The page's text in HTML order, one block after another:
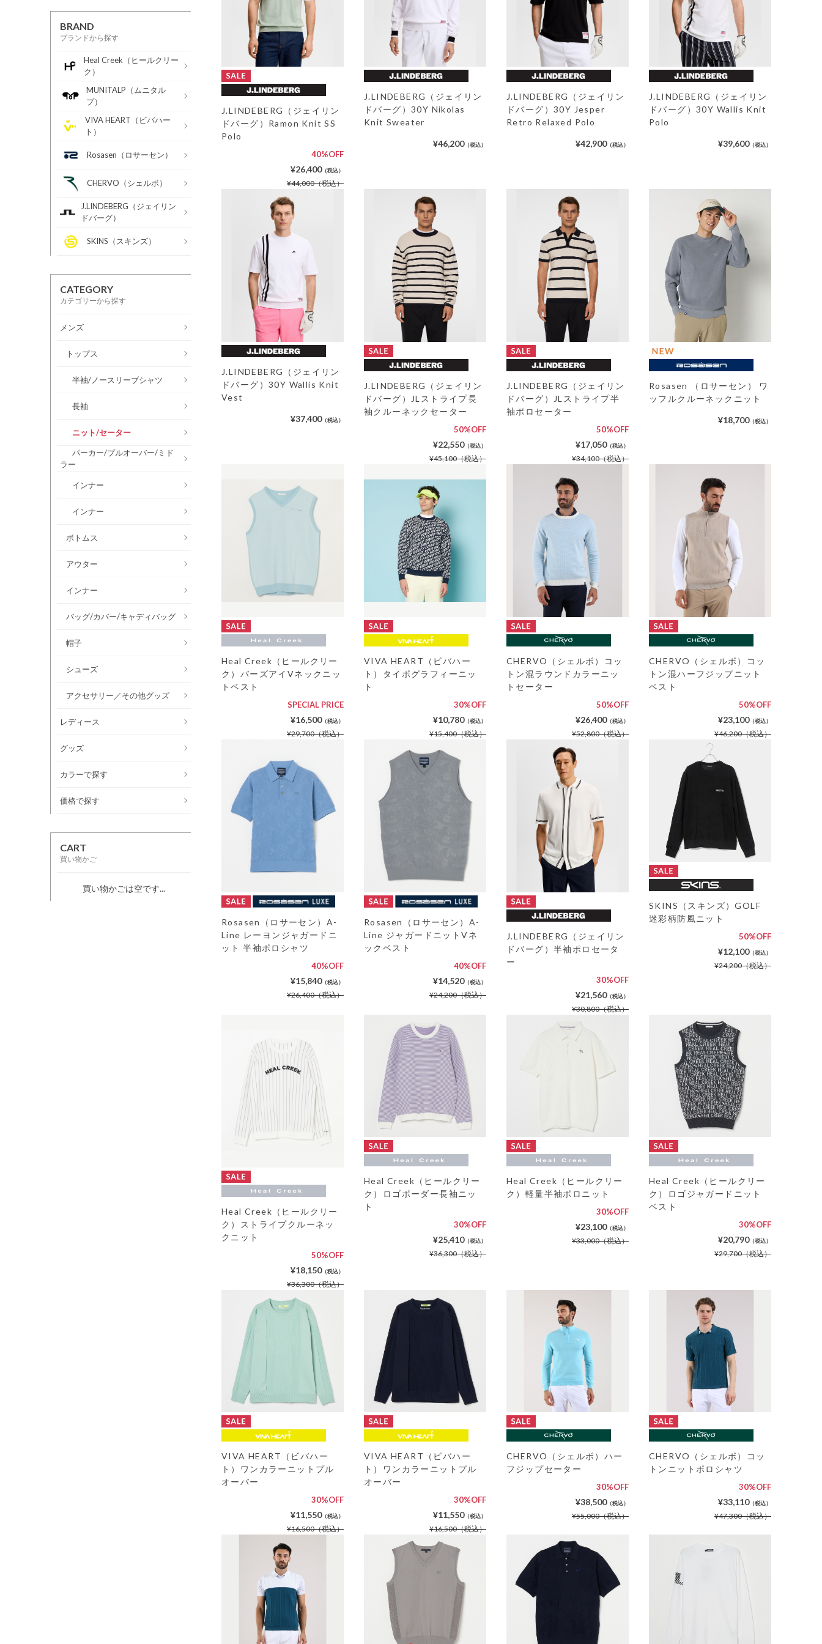
BRAND
ブランドから探す
Heal Creek（ヒールクリー
ク）
MUNITALP（ムニタル
プ）
VIVA HEART（ビバハー
ト）
Rosasen（ロサーセン）
CHERVO（シェルボ）
J.LINDEBERG（ジェイリン
ドバーグ）
SKINS（スキンズ）
CATEGORY
カテゴリーから探す
メンズ
トップス
半袖/ノースリーブシャツ
長袖
ニット/セーター
パーカー/プルオーバー/ミド
ラー
インナー
インナー
ボトムス
アウター
インナー
バッグ/カバー/キャディバッグ
帽子
シューズ
アクセサリー／その他グッズ
レディース
グッズ
カラーで探す
価格で探す
CART
買い物かご
買い物かごは空です...
J.LINDEBERG（ジェイリン
ドバーグ）Ramon Knit SS
Polo
40%OFF
¥26,400（税込）
¥44,000（税込）
J.LINDEBERG（ジェイリン
ドバーグ）30Y Nikolas
Knit Sweater
¥46,200（税込）
J.LINDEBERG（ジェイリン
ドバーグ）30Y Jesper
Retro Relaxed Polo
¥42,900（税込）
J.LINDEBERG（ジェイリン
ドバーグ）30Y Wallis Knit
Polo
¥39,600（税込）
J.LINDEBERG（ジェイリン
ドバーグ）30Y Wallis Knit
Vest
¥37,400（税込）
J.LINDEBERG（ジェイリン
ドバーグ）JLストライプ長
袖クルーネックセーター
50%OFF
¥22,550（税込）
¥45,100（税込）
J.LINDEBERG（ジェイリン
ドバーグ）JLストライプ半
袖ポロセーター
50%OFF
¥17,050（税込）
¥34,100（税込）
Rosasen （ロサーセン） ワ
ッフルクルーネックニット
¥18,700（税込）
Heal Creek（ヒールクリー
ク）バーズアイVネックニッ
トベスト
SPECIAL PRICE
¥16,500（税込）
¥29,700（税込）
VIVA HEART（ビバハー
ト）タイポグラフィーニッ
ト
30%OFF
¥10,780（税込）
¥15,400（税込）
CHERVO（シェルボ）コッ
トン混ラウンドカラーニッ
トセーター
50%OFF
¥26,400（税込）
¥52,800（税込）
CHERVO（シェルボ）コッ
トン混ハーフジップニット
ベスト
50%OFF
¥23,100（税込）
¥46,200（税込）
Rosasen（ロサーセン）A-
Line レーヨンジャガードニ
ット 半袖ポロシャツ
40%OFF
¥15,840（税込）
¥26,400（税込）
Rosasen（ロサーセン）A-
Line ジャガードニットVネ
ックベスト
40%OFF
¥14,520（税込）
¥24,200（税込）
J.LINDEBERG（ジェイリン
ドバーグ）半袖ポロセータ
ー
30%OFF
¥21,560（税込）
¥30,800（税込）
SKINS（スキンズ）GOLF
迷彩柄防風ニット
50%OFF
¥12,100（税込）
¥24,200（税込）
Heal Creek（ヒールクリー
ク）ストライプクルーネッ
クニット
50%OFF
¥18,150（税込）
¥36,300（税込）
Heal Creek（ヒールクリー
ク）ロゴボーダー長袖ニッ
ト
30%OFF
¥25,410（税込）
¥36,300（税込）
Heal Creek（ヒールクリー
ク）軽量半袖ポロニット
30%OFF
¥23,100（税込）
¥33,000（税込）
Heal Creek（ヒールクリー
ク）ロゴジャガードニット
ベスト
30%OFF
¥20,790（税込）
¥29,700（税込）
VIVA HEART（ビバハー
ト）ワンカラーニットプル
オーバー
30%OFF
¥11,550（税込）
¥16,500（税込）
VIVA HEART（ビバハー
ト）ワンカラーニットプル
オーバー
30%OFF
¥11,550（税込）
¥16,500（税込）
CHERVO（シェルボ）ハー
フジップセーター
30%OFF
¥38,500（税込）
¥55,000（税込）
CHERVO（シェルボ）コッ
トンニットポロシャツ
30%OFF
¥33,110（税込）
¥47,300（税込）